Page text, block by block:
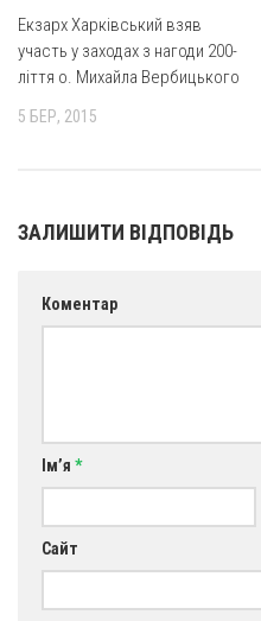
Екзарх Харківський взяв
участь у заходах з нагоди 200-
ліття о. Михайла Вербицького
5 БЕР, 2015
ЗАЛИШИТИ ВІДПОВІДЬ
Коментар
Ім’я *
Сайт